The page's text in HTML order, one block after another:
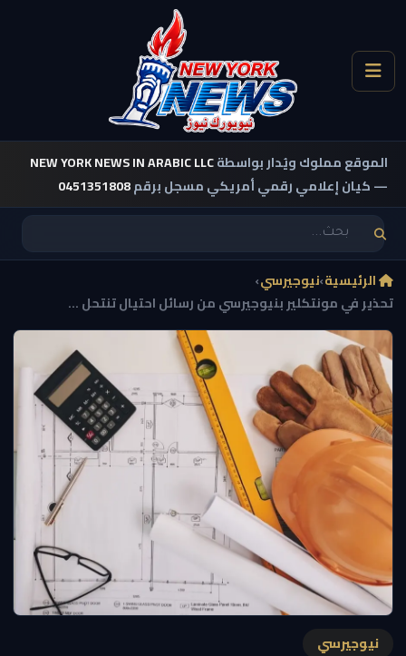
الموقع مملوك ويُدار بواسطةNEW YORK NEWS IN ARABIC LLC
— كيان إعلامي رقمي أمريكي مسجل برقم0451351808
الرئيسية›نيوجيرسي›
تحذير في مونتكلير بنيوجيرسي من رسائل احتيال تنتحل ...
نيوجيرسي